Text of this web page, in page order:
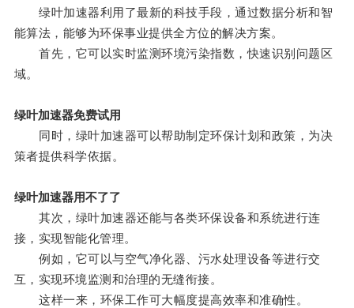
绿叶加速器利用了最新的科技手段，通过数据分析和智
能算法，能够为环保事业提供全方位的解决方案。
首先，它可以实时监测环境污染指数，快速识别问题区
域。
绿叶加速器免费试用
同时，绿叶加速器可以帮助制定环保计划和政策，为决
策者提供科学依据。
绿叶加速器用不了了
其次，绿叶加速器还能与各类环保设备和系统进行连
接，实现智能化管理。
例如，它可以与空气净化器、污水处理设备等进行交
互，实现环境监测和治理的无缝衔接。
这样一来，环保工作可大幅度提高效率和准确性。